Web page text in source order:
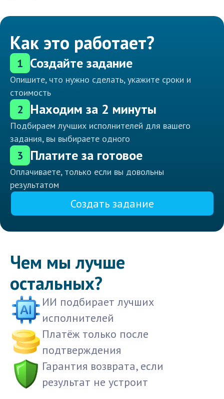
Как это работает?
1 Создайте задание
Опишите, что нужно сделать, укажите сроки и
стоимость
2 Находим за 2 минуты
Подбираем лучших исполнителей для вашего
задания, вы выбираете одного
3 Платите за готовое
Оплачиваете, только если вы довольны
результатом
Создать задание
Чем мы лучше
остальных?
ИИ подбирает лучших
исполнителей
Платёж только после
подтверждения
Гарантия возврата, если
результат не устроит